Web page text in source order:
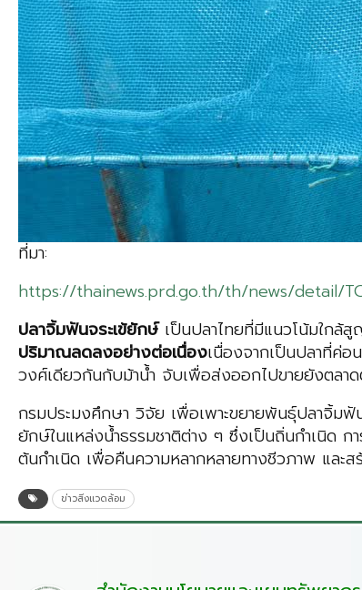
ที่มา:
https://thainews.prd.go.th/th/news/detail/
ปลาจิ้มฟันจระเข้ยักษ์ เป็นปลาไทยที่มีแนวโน้มใกล้
ปริมาณลดลงอย่างต่อเนื่องเนื่องจากเป็นปลาที่ค่
วงศ์เดียวกันกับม้าน้ำ จับเพื่อส่งออกไปขายยังตลา
กรมประมงศึกษา วิจัย เพื่อเพาะขยายพันธุ์ปลาจิ้มฟั
ยักษ์ในแหล่งน้ำธรรมชาติต่าง ๆ ซึ่งเป็นถิ่นกำเนิด
ต้นกำเนิด เพื่อคืนความหลากหลายทางชีวภาพ และ
ข่าวสิ่งแวดล้อม